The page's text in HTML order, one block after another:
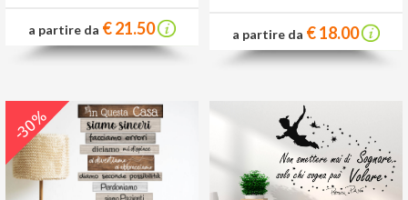
a partire da € 21.50 a partire da € 18.00
-30%